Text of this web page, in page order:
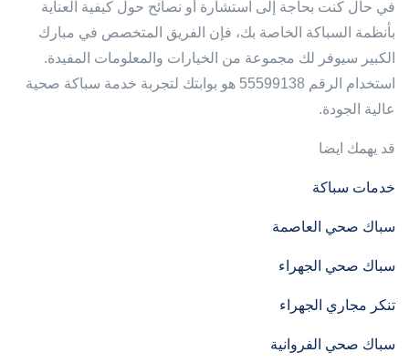
في حال كنت بحاجة إلى استشارة أو نصائح حول كيفية العناية
بأنظمة السباكة الخاصة بك، فإن الفريق المتخصص في مبارك
الكبير سيوفر لك مجموعة من الخيارات والمعلومات المفيدة.
استخدام الرقم 55599138 هو بوابتك لتجربة خدمة سباكة صحية
عالية الجودة.
قد يهمك ايضا
خدمات سباكة
سباك صحي العاصمة
سباك صحي الجهراء
تنكر مجاري الجهراء
سباك صحي الفروانية